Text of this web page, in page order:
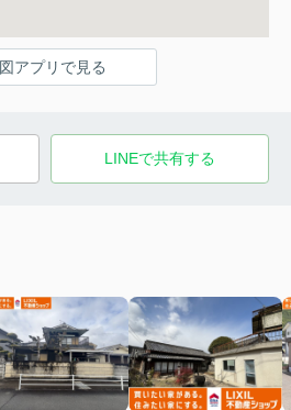
アプリで見る
LINEで共有する